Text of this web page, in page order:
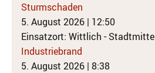
Sturmschaden
5. August 2026 | 12:50
Einsatzort: Wittlich - Stadtmitte
Industriebrand
5. August 2026 | 8:38